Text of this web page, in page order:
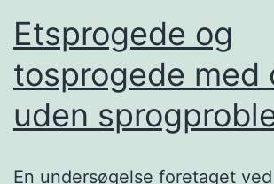
Etsprogede og
tosprogede med
uden
En undersøgelse foretaget